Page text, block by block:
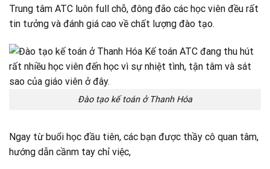
Trung tâm ATC luôn full chỗ, đông đão các học viên đều rất
tin tưởng và đánh giá cao về chất lượng đào tạo.
Đào tạo kế toán ở Thanh Hóa
Ngay từ buổi học đầu tiên, các bạn được thầy cô quan tâm,
hướng dẫn cầnm tay chỉ việc,